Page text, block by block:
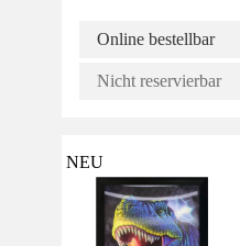
Online bestellbar
Nicht reservierbar
NEU